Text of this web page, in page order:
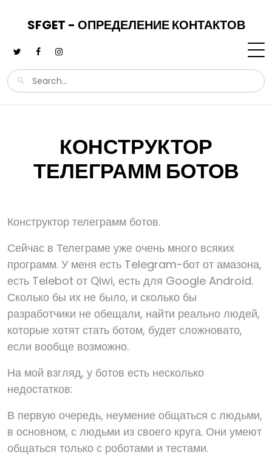
SFGET - ОПРЕДЕЛЕНИЕ КОНТАКТОВ
КОНСТРУКТОР
ТЕЛЕГРАММ БОТОВ
Конструктор телеграмм ботов.
Сейчас в Телеграме уже очень много всяких
программ. У меня есть Telegram-бот от амазона,
есть Telebot от Qiwi, есть для Google Android.
Сколько бы их не было, и сколько бы
разработчики не обещали, найти реально людей,
которые хотят стать ботом, будет сложновато,
если вообще возможно.
На мой взгляд, у ботов есть несколько
недостатков:
В первую очередь, неумение общаться с людьми,
в основном, с людьми из своего круга. Они умеют
общаться только с роботами и тестами.